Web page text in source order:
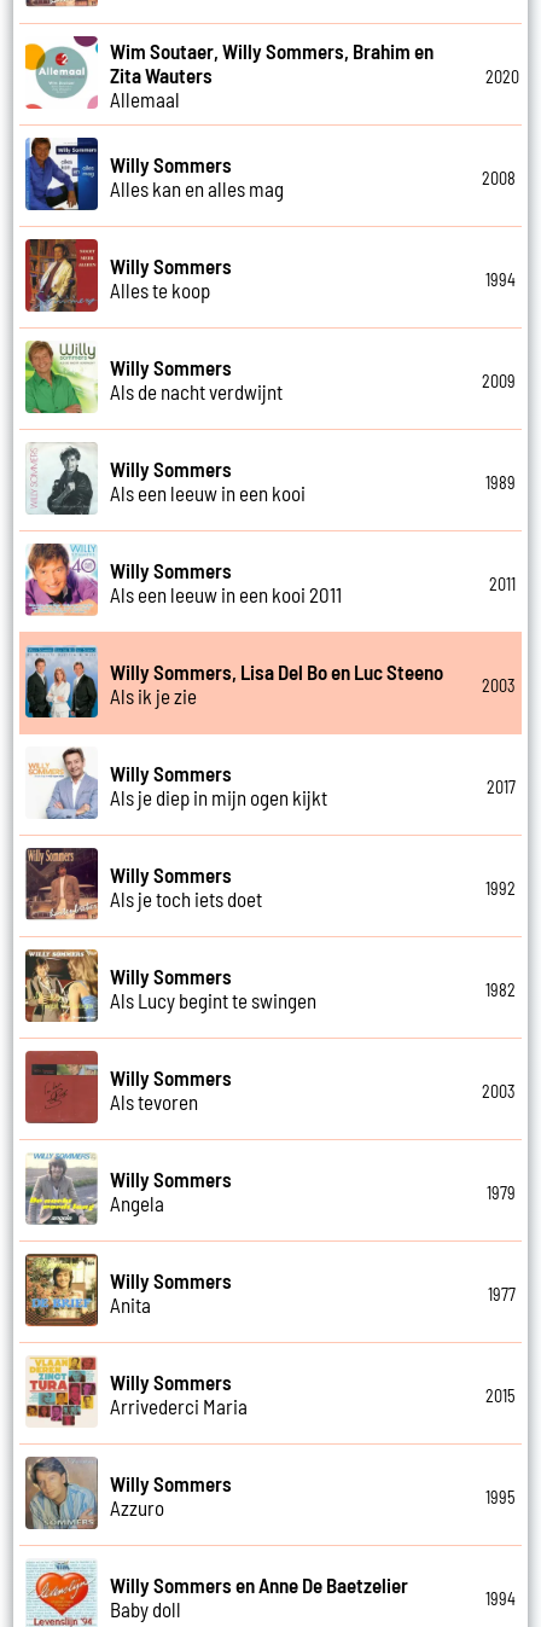
Wim Soutaer, Willy Sommers, Brahim en
Zita Wauters
Allemaal
2020
Willy Sommers
Alles kan en alles mag
2008
Willy Sommers
Alles te koop
1994
Willy Sommers
Als de nacht verdwijnt
2009
Willy Sommers
Als een leeuw in een kooi
1989
Willy Sommers
Als een leeuw in een kooi 2011
2011
Willy Sommers, Lisa Del Bo en Luc Steeno
Als ik je zie
2003
Willy Sommers
Als je diep in mijn ogen kijkt
2017
Willy Sommers
Als je toch iets doet
1992
Willy Sommers
Als Lucy begint te swingen
1982
Willy Sommers
Als tevoren
2003
Willy Sommers
Angela
1979
Willy Sommers
Anita
1977
Willy Sommers
Arrivederci Maria
2015
Willy Sommers
Azzuro
1995
Willy Sommers en Anne De Baetzelier
Baby doll
1994